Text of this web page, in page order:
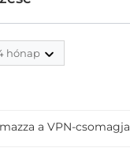
hónap
a VPN-csomagja